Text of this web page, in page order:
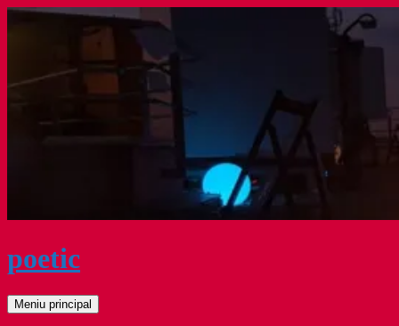
poetic
Caută
Meniu principal